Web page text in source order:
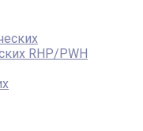
RHP/PWH